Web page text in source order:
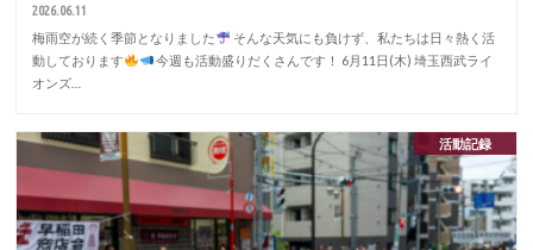
2026.06.11
梅雨空が続く季節となりました
そんな天気にも負けず、私たちは日々熱く活
動しております
今週も活動盛りだくさんです！ 6月11日(木) 埼玉西武ライ
オンズ…
活動記録